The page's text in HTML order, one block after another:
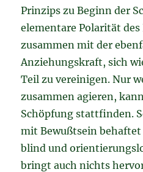
Prinzips zu Beginn der
elementare Polarität des
zusammen mit der
Anziehungskraft, sich
Teil zu vereinigen. Nur
zusammen agieren,
Schöpfung stattfinden.
mit Bewußtsein
blind und
bringt auch nichts